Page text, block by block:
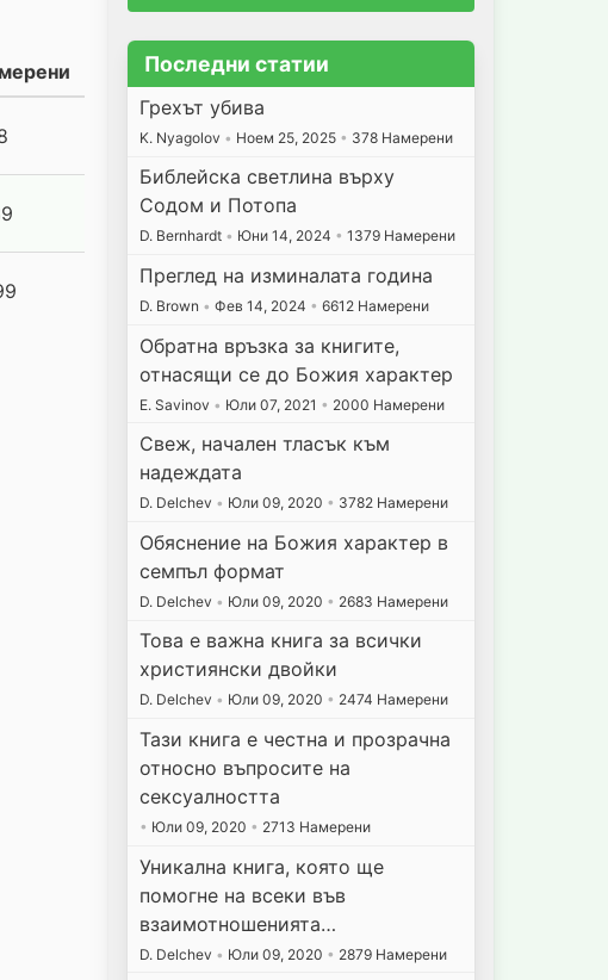
Последни статии
Грехът убива
K. Nyagolov • Ноем 25, 2025 • 378 Намерени
Библейска светлина върху
Содом и Потопа
D. Bernhardt • Юни 14, 2024 • 1379 Намерени
Преглед на изминалата година
D. Brown • Фев 14, 2024 • 6612 Намерени
Обратна връзка за книгите,
отнасящи се до Божия характер
E. Savinov • Юли 07, 2021 • 2000 Намерени
Свеж, начален тласък към
надеждата
D. Delchev • Юли 09, 2020 • 3782 Намерени
Обяснение на Божия характер в
семпъл формат
D. Delchev • Юли 09, 2020 • 2683 Намерени
Това е важна книга за всички
християнски двойки
D. Delchev • Юли 09, 2020 • 2474 Намерени
Тази книга е честна и прозрачна
относно въпросите на
сексуалността
• Юли 09, 2020 • 2713 Намерени
Уникална книга, която ще
помогне на всеки във
взаимотношенията…
D. Delchev • Юли 09, 2020 • 2879 Намерени